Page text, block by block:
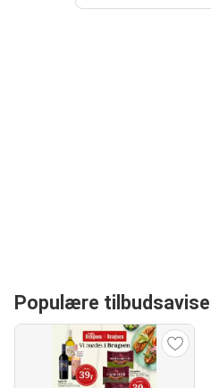
Populære